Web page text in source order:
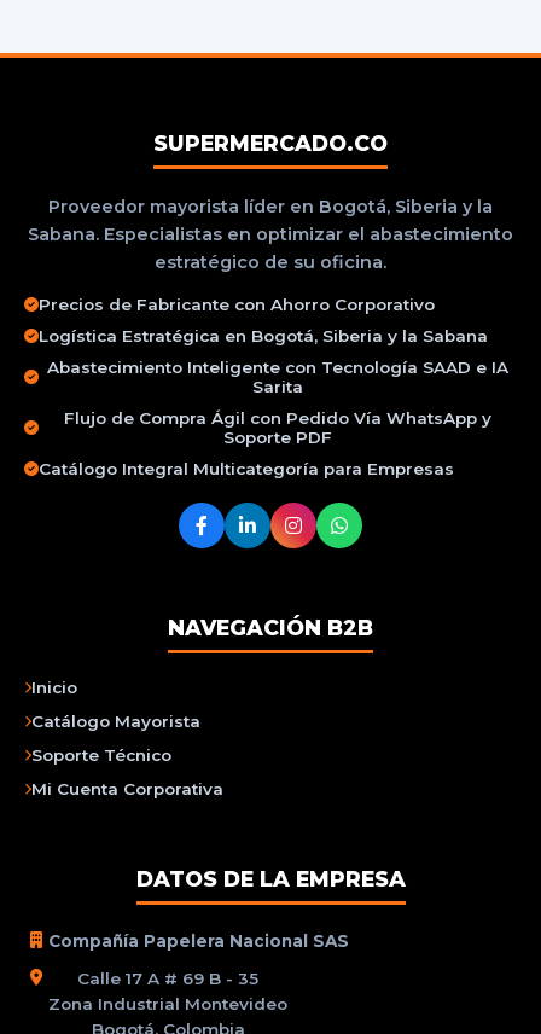
SUPERMERCADO.CO
Proveedor mayorista líder en Bogotá, Siberia y la
Sabana. Especialistas en optimizar el abastecimiento
estratégico de su oficina.
Precios de Fabricante con Ahorro Corporativo
Logística Estratégica en Bogotá, Siberia y la Sabana
Abastecimiento Inteligente con Tecnología SAAD e IA
Sarita
Flujo de Compra Ágil con Pedido Vía WhatsApp y
Soporte PDF
Catálogo Integral Multicategoría para Empresas
NAVEGACIÓN B2B
Inicio
Catálogo Mayorista
Soporte Técnico
Mi Cuenta Corporativa
DATOS DE LA EMPRESA
Compañía Papelera Nacional SAS
Calle 17 A # 69 B - 35
Zona Industrial Montevideo
Bogotá, Colombia